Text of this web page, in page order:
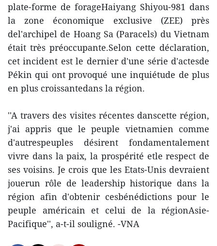
plate-forme de forageHaiyang Shiyou-981 dans
la zone économique exclusive (ZEE) près
del'archipel de Hoang Sa (Paracels) du Vietnam
était très préoccupante.Selon cette déclaration,
cet incident est le dernier d'une série d'actesde
Pékin qui ont provoqué une inquiétude de plus
en plus croissantedans la région.
''A travers des visites récentes danscette région,
j'ai appris que le peuple vietnamien comme
d'autrespeuples désirent fondamentalement
vivre dans la paix, la prospérité etle respect de
ses voisins. Je crois que les Etats-Unis devraient
jouerun rôle de leadership historique dans la
région afin d'obtenir cesbénédictions pour le
peuple américain et celui de la régionAsie-
Pacifique'', a-t-il souligné. -VNA